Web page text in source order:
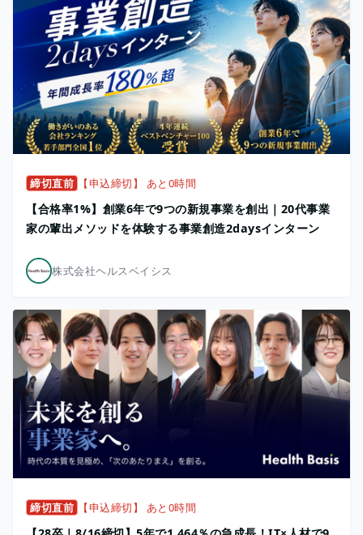
締切直前 【申込締切】 あと0時間
【合格率1%】創業6年で9つの新規事業を創出｜20代事業
家の輩出メソッドを体験する事業創造2daysインターン
株式会社ヘルスベイシス
締切直前 【申込締切】 あと0時間